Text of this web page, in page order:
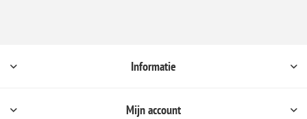
Informatie
Mijn account